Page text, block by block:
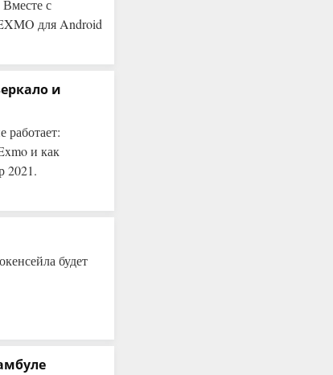
с
для Android
и
и как
2021.
будет